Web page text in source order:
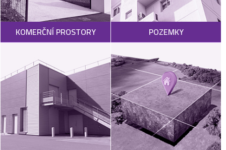
KOMERČNÍ PROSTORY POZEMKY
POPTAT
NEMOVITOST
VÝKUP
NEMOVITOSTÍ
SPONZORUJEME
NÁŠ ČASOPIS